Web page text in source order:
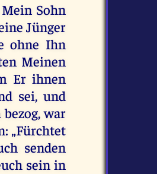
Sohn
Jünger
ohne Ihn
Meinen
Er ihnen
sei, und
war
„Fürchtet
senden
sein in